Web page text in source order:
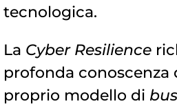
tecnologica.
La Cyber Resilience
profonda conoscenza
proprio modello di